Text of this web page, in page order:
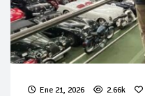
Ene 21, 2026 2.66k